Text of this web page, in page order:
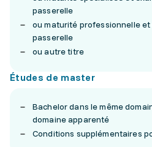
passerelle
ou maturité professionnelle
passerelle
ou autre titre
Études de master
Bachelor dans le même
domaine apparenté
Conditions supplémentaires